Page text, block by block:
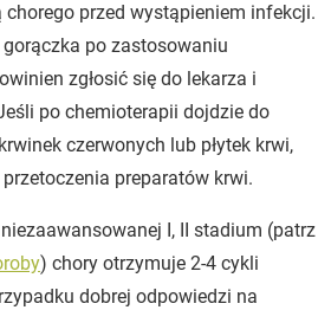
przed wystąpieniem infekcji.
po zastosowaniu
zgłosić się do lekarza i
po chemioterapii dojdzie do
czerwonych lub płytek krwi,
preparatów krwi.
I, II stadium (patrz
) chory otrzymuje 2-4 cykli
dobrej odpowiedzi na